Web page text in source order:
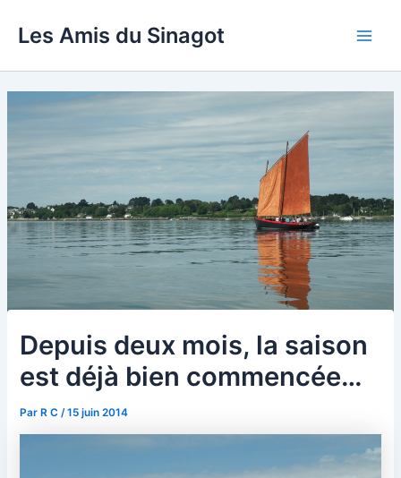
Les Amis du Sinagot
Depuis deux mois, la saison
est déjà bien commencée…
Par R C/15 juin 2014